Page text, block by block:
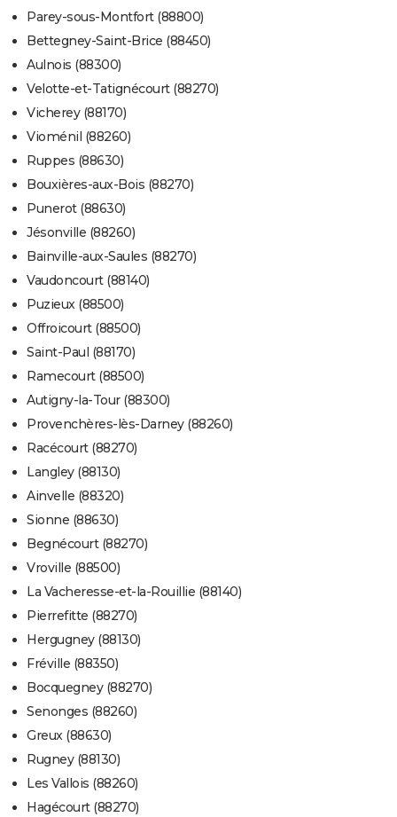
Parey-sous-Montfort (88800)
Bettegney-Saint-Brice (88450)
Aulnois (88300)
Velotte-et-Tatignécourt (88270)
Vicherey (88170)
Vioménil (88260)
Ruppes (88630)
Bouxières-aux-Bois (88270)
Punerot (88630)
Jésonville (88260)
Bainville-aux-Saules (88270)
Vaudoncourt (88140)
Puzieux (88500)
Offroicourt (88500)
Saint-Paul (88170)
Ramecourt (88500)
Autigny-la-Tour (88300)
Provenchères-lès-Darney (88260)
Racécourt (88270)
Langley (88130)
Ainvelle (88320)
Sionne (88630)
Begnécourt (88270)
Vroville (88500)
La Vacheresse-et-la-Rouillie (88140)
Pierrefitte (88270)
Hergugney (88130)
Fréville (88350)
Bocquegney (88270)
Senonges (88260)
Greux (88630)
Rugney (88130)
Les Vallois (88260)
Hagécourt (88270)